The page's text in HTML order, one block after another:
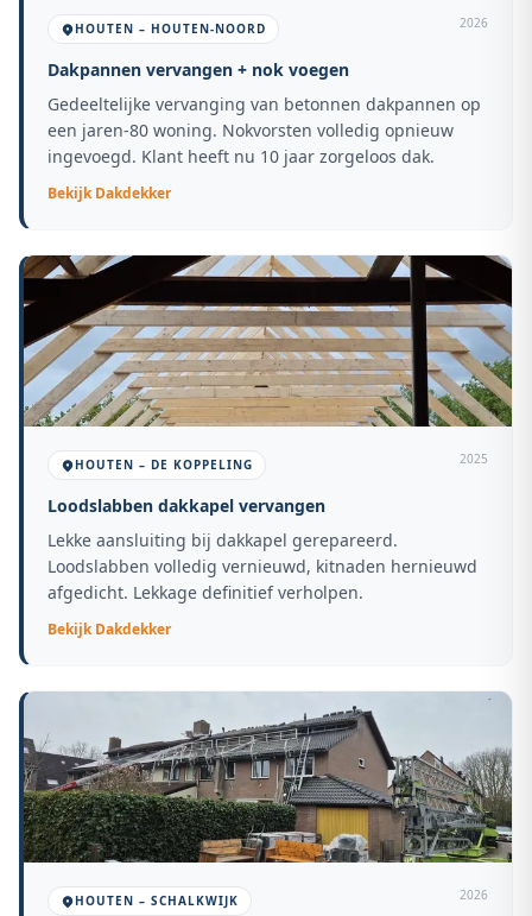
HOUTEN – HOUTEN-NOORD 2026
Dakpannen vervangen + nok voegen
Gedeeltelijke vervanging van betonnen dakpannen op
een jaren-80 woning. Nokvorsten volledig opnieuw
ingevoegd. Klant heeft nu 10 jaar zorgeloos dak.
BekijkDakdekker
HOUTEN – DE KOPPELING 2025
Loodslabben dakkapel vervangen
Lekke aansluiting bij dakkapel gerepareerd.
Loodslabben volledig vernieuwd, kitnaden hernieuwd
afgedicht. Lekkage definitief verholpen.
BekijkDakdekker
HOUTEN – SCHALKWIJK 2026